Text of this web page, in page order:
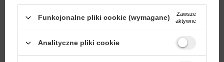
Idealny towarzysz podróży
Jeśli często podróżujesz, ładowarka
Baseus Quick Charger będzie dla Ciebie
niezastąpiona. Dzięki szerokiemu
zakresowi napięcia zasilania (100 - 240V)
Funkcjonalne pliki cookie (wymagane)
Zawsze
aktywne
Analityczne pliki cookie